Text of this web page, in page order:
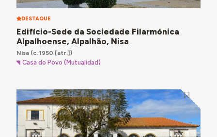
DESTAQUE
Edifício-Sede da Sociedade Filarmónica
Alpalhoense, Alpalhão, Nisa
Nisa(c. 1950 [atr.])
Casa do Povo (Mutualidad)